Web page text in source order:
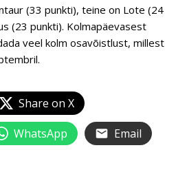
(33 punkti), teine on Lote (24
(23 punkti). Kolmapäevasest
veel kolm osavõistlust, millest
Share on X
WhatsApp
Email